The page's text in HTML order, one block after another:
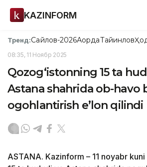
KAZINFORM
Тренд:Сайлов-2026АқордаТайинлов
08:35, 11 Ноябр 2025
Qozog‘istonning 15 ta
Astana shahrida ob-havo
ogohlantirish e’lon qilindi
ASTANA. Kazinform – 11 noyabr